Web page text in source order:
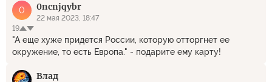
0 0ncnjqybr
22 мая 2023, 18:47
19
"А еще хуже придется России, которую отторгнет ее
окружение, то есть Европа." - подарите ему карту!
Влад